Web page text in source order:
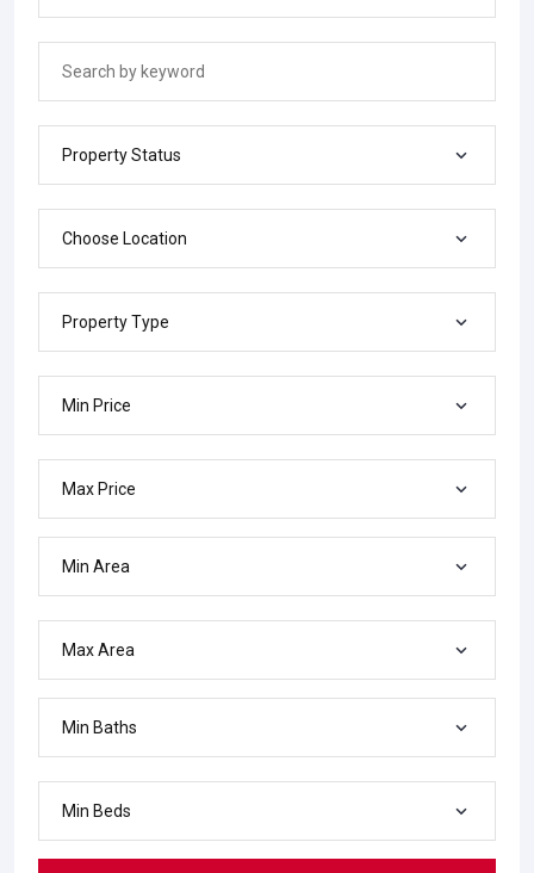
Property Status
Choose Location
Property Type
Min Price
Max Price
Min Area
Max Area
Min Baths
Min Beds